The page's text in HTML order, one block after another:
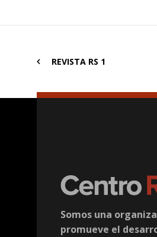
REVISTA RS 1
Somos una
promueve el